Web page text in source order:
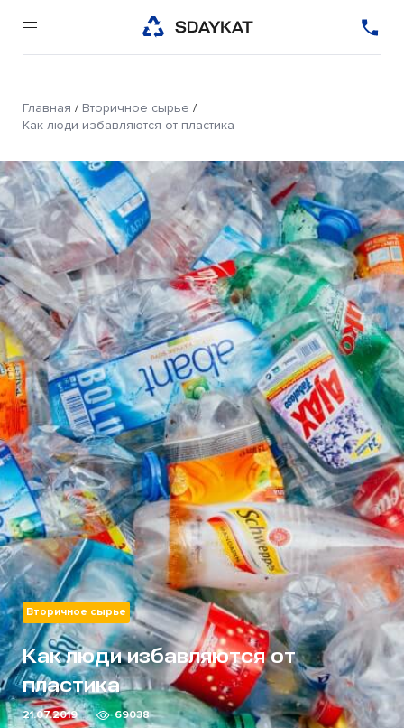
Главная / Вторичное сырье /
Как люди избавляются от пластика
Вторичное сырье
Как люди избавляются от
пластика
21.07.2019 69038